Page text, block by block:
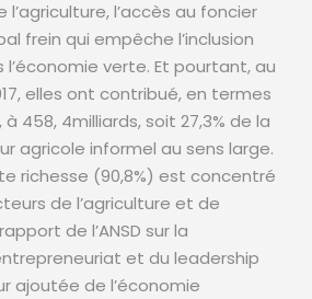
l’agriculture, l’accès au foncier
frein qui empêche l’inclusion
verte. Et pourtant, au
elles ont contribué, en termes
458, 4milliards, soit 27,3% de la
agricole informel au sens large.
richesse (90,8%) est concentré
de l’agriculture et de
de l’ANSD sur la
et du leadership
ajoutée de l’économie